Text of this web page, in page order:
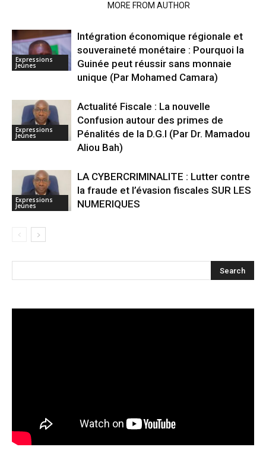
MORE FROM AUTHOR
Expressions
Jeunes
Intégration économique régionale et
souveraineté monétaire : Pourquoi la
Guinée peut réussir sans monnaie
unique (Par Mohamed Camara)
Expressions
Jeunes
Actualité Fiscale : La nouvelle
Confusion autour des primes de
Pénalités de la D.G.I (Par Dr. Mamadou
Aliou Bah)
Expressions
Jeunes
LA CYBERCRIMINALITE : Lutter contre
la fraude et l’évasion fiscales SUR LES
NUMERIQUES